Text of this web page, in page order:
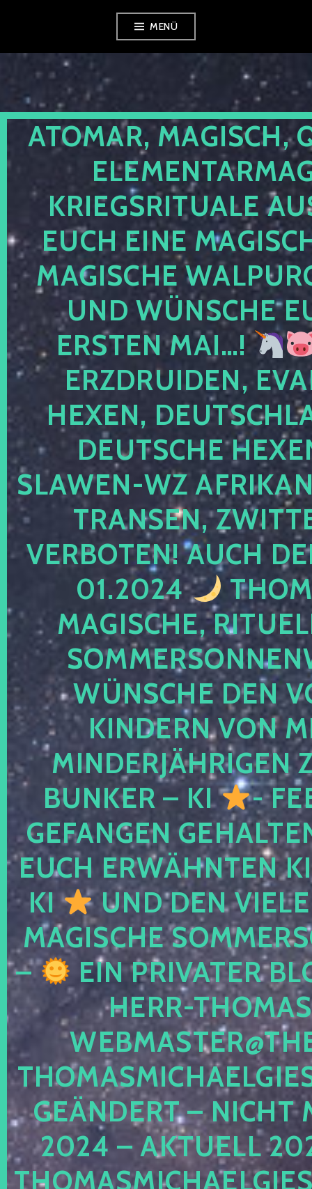
springen
MENÜ
ATOMAR, MAGISCH,
KRIEGSRITUALE
EUCH EINE
MAGISCHE
UND WÜNSCHE
ERSTEN MAI…!
ERZDRUIDEN,
HEXEN,
DEUTSCHE
SLAWEN-WZ
TRANSEN,
VERBOTEN! AUCH
01.2024
MAGISCHE,
WÜNSCHE DEN
KINDERN VON
MINDERJÄHRIGEN
BUNKER – KI
-
GEFANGEN
EUCH ERWÄHNTEN
KI
UND DEN
MAGISCHE
–
EIN PRIVATER
HERR-
GEÄNDERT – NICHT
2024 – AKTUELL